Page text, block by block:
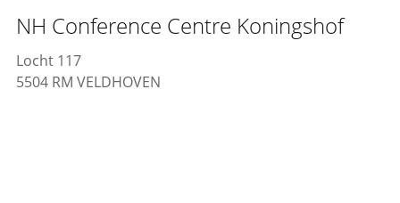
NH Conference Centre Koningshof
Locht 117
5504 RM VELDHOVEN